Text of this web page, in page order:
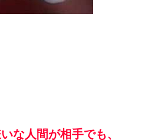
間が相手でも、